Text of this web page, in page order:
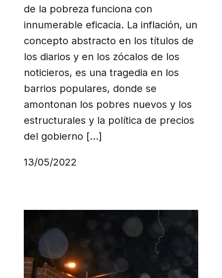
de la pobreza funciona con
innumerable eficacia. La inflación, un
concepto abstracto en los títulos de
los diarios y en los zócalos de los
noticieros, es una tragedia en los
barrios populares, donde se
amontonan los pobres nuevos y los
estructurales y la política de precios
del gobierno […]
13/05/2022